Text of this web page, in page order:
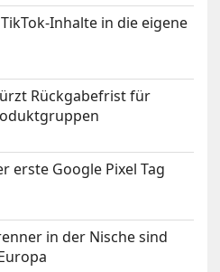
Inhalte in die eigene
Rückgabefrist für
erste Google Pixel Tag
in der Nische sind